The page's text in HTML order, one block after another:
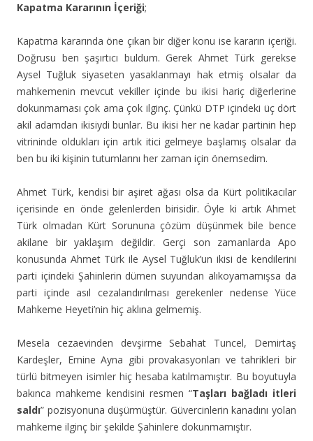
Kapatma Kararının İçeriği;
Kapatma kararında öne çıkan bir diğer konu ise kararın içeriği.
Doğrusu ben şaşırtıcı buldum. Gerek Ahmet Türk gerekse
Aysel Tuğluk siyaseten yasaklanmayı hak etmiş olsalar da
mahkemenin mevcut vekiller içinde bu ikisi hariç diğerlerine
dokunmaması çok ama çok ilginç. Çünkü DTP içindeki üç dört
akil adamdan ikisiydi bunlar. Bu ikisi her ne kadar partinin hep
vitrininde oldukları için artık itici gelmeye başlamış olsalar da
ben bu iki kişinin tutumlarını her zaman için önemsedim.
Ahmet Türk, kendisi bir aşiret ağası olsa da Kürt politikacılar
içerisinde en önde gelenlerden birisidir. Öyle ki artık Ahmet
Türk olmadan Kürt Sorununa çözüm düşünmek bile bence
akilane bir yaklaşım değildir. Gerçi son zamanlarda Apo
konusunda Ahmet Türk ile Aysel Tuğluk’un ikisi de kendilerini
parti içindeki Şahinlerin dümen suyundan alıkoyamamışsa da
parti içinde asıl cezalandırılması gerekenler nedense Yüce
Mahkeme Heyeti’nin hiç aklına gelmemiş.
Mesela cezaevinden devşirme Sebahat Tuncel, Demirtaş
Kardeşler, Emine Ayna gibi provakasyonları ve tahrikleri bir
türlü bitmeyen isimler hiç hesaba katılmamıştır. Bu boyutuyla
bakınca mahkeme kendisini resmen “Taşları bağladı itleri
saldı” pozisyonuna düşürmüştür. Güvercinlerin kanadını yolan
mahkeme ilginç bir şekilde Şahinlere dokunmamıştır.